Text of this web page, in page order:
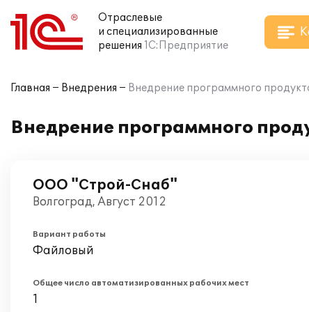
Отраслевые
и специализированные
решения 1С:Предприятие
Главная Внедрения Внедрение программного
Внедрение программного
ООО "Строй-Снаб"
Волгоград, Август 2012
Вариант работы
Файловый
Общее число автоматизированных рабочих мест
1